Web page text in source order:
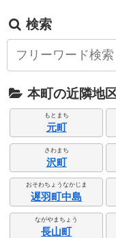
検索
本町の近隣地
もとまち
元町
さわまち
沢町
おそわちょうなかじま
遅羽町中島
ながやまちょう
長山町